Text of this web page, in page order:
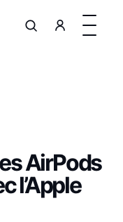
AirPods
l’Apple